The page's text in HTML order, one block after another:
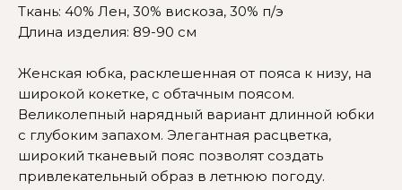
Ткань: 40% Лен, 30% вискоза, 30% п/э
Длина изделия: 89-90 см
Женская юбка, расклешенная от пояса к низу, на
широкой кокетке, с обтачным поясом.
Великолепный нарядный вариант длинной юбки
с глубоким запахом. Элегантная расцветка,
широкий тканевый пояс позволят создать
привлекательный образ в летнюю погоду.
Сомневаетесь в выборе?
Нажмите сюда, чтобы
посмотреть размерную сетку
Или напишите нам и мы
вам поможем!